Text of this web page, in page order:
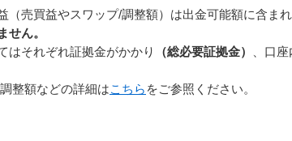
売買益やスワップ/調整額）は出金可能額に含まれ
せん。
はそれぞれ証拠金がかかり
（総必要証拠金）
、口
整額などの詳細はこちら をご参照ください。